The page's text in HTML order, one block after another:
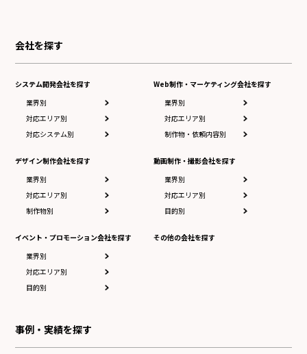
会社を探す
システム開発会社を探す
業界別
対応エリア別
対応システム別
デザイン制作会社を探す
業界別
対応エリア別
制作物別
イベント・プロモーション会社を探す
業界別
対応エリア別
目的別
Web制作・マーケティング会社を探す
業界別
対応エリア別
制作物・依頼内容別
動画制作・撮影会社を探す
業界別
対応エリア別
目的別
その他の会社を探す
事例・実績を探す